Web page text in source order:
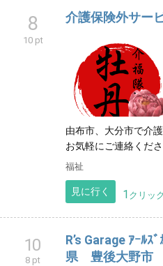
8
10 pt
介護保険外サー
由布市、大分市で介
お気軽にご連絡くださ
福祉
見に行く 1 クリック
10
8 pt
R’s Garage ｱｰﾙ
県 豊後大野市